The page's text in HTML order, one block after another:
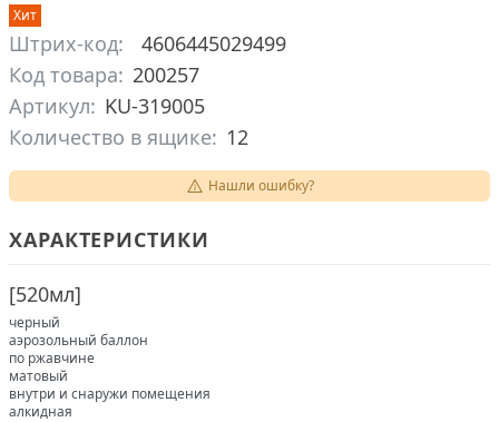
Хит
Штрих-код:
4606445029499
Код товара: 200257
Артикул: KU-319005
Количество в ящике: 12
Нашли ошибку?
ХАРАКТЕРИСТИКИ
[520мл]
черный
аэрозольный баллон
по ржавчине
матовый
внутри и снаружи помещения
алкидная